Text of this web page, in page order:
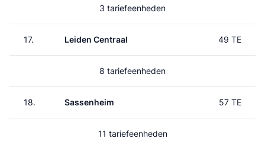
3 tariefeenheden
17. Leiden Centraal 49 TE
8 tariefeenheden
18. Sassenheim 57 TE
11 tariefeenheden